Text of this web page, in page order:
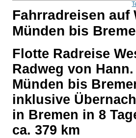
Fahrradreisen auf
Münden bis
Flotte Radreise
Radweg von Hann.
Münden bis
inklusive
in Bremen in 8
ca. 379 km